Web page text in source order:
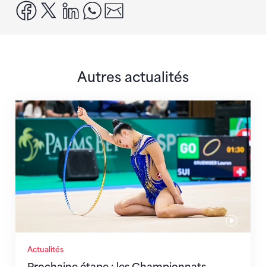
facebook
x linkedinwhatsapp
Autres actualités
Actualités
Prochaine étape : les Championnats du monde